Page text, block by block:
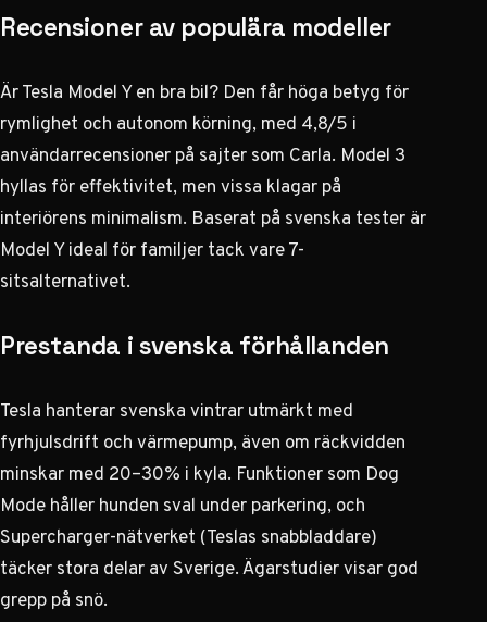
Recensioner av populära modeller
Är Tesla Model Y en bra bil? Den får höga betyg för
rymlighet och autonom körning, med 4,8/5 i
användarrecensioner på sajter som Carla. Model 3
hyllas för effektivitet, men vissa klagar på
interiörens minimalism. Baserat på svenska tester är
Model Y ideal för familjer tack vare 7-
sitsalternativet.
Prestanda i svenska förhållanden
Tesla hanterar svenska vintrar utmärkt med
fyrhjulsdrift och värmepump, även om räckvidden
minskar med 20–30% i kyla. Funktioner som Dog
Mode håller hunden sval under parkering, och
Supercharger-nätverket (Teslas snabbladdare)
täcker stora delar av Sverige. Ägarstudier visar god
grepp på snö.